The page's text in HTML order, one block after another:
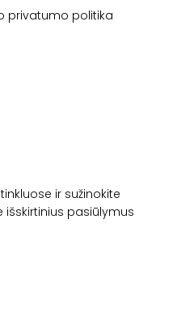
privatumo politika
ir sužinokite
pasiūlymus